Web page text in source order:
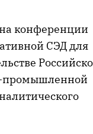
на конференции
СЭД для
промышленной